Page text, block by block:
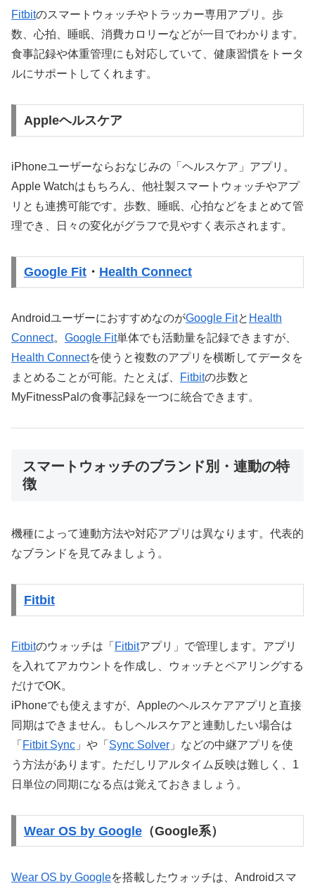
Fitbitのスマートウォッチやトラッカー専用アプリ。歩
数、心拍、睡眠、消費カロリーなどが一目でわかります。
食事記録や体重管理にも対応していて、健康習慣をトータ
ルにサポートしてくれます。
Appleヘルスケア
iPhoneユーザーならおなじみの「ヘルスケア」アプリ。
Apple Watchはもちろん、他社製スマートウォッチやアプ
リとも連携可能です。歩数、睡眠、心拍などをまとめて管
理でき、日々の変化がグラフで見やすく表示されます。
Google Fit・ Health Connect
AndroidユーザーにおすすめなのがGoogle Fitと Health
Connect。 Google Fit単体でも活動量を記録できますが、
Health Connectを使うと複数のアプリを横断してデータを
まとめることが可能。たとえば、
Fitbitの歩数と
MyFitnessPalの食事記録を一つに統合できます。
スマートウォッチのブランド別・連動の特
徴
機種によって連動方法や対応アプリは異なります。代表的
なブランドを見てみましょう。
Fitbit
Fitbitのウォッチは「 Fitbitアプリ」で管理します。アプリ
を入れてアカウントを作成し、ウォッチとペアリングする
だけでOK。
iPhoneでも使えますが、Appleのヘルスケアアプリと直接
同期はできません。もしヘルスケアと連動したい場合は
「 Fitbit Sync 」や「 Sync Solver 」などの中継アプリを使
う方法があります。ただしリアルタイム反映は難しく、1
日単位の同期になる点は覚えておきましょう。
Wear OS by Google（Google系）
Wear OS by Googleを搭載したウォッチは、Androidスマ